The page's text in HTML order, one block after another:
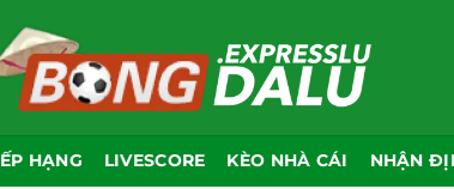
HẠNG LIVESCORE KÈO NHÀ CÁI NHẬN